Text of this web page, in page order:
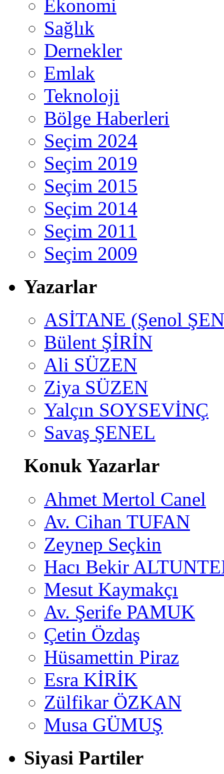
Ekonomi
Sağlık
Dernekler
Emlak
Teknoloji
Bölge Haberleri
Seçim 2024
Seçim 2019
Seçim 2015
Seçim 2014
Seçim 2011
Seçim 2009
Yazarlar
ASİTANE (Şenol
Bülent ŞİRİN
Ali SÜZEN
Ziya SÜZEN
Yalçın SOYSEVİNÇ
Savaş ŞENEL
Konuk Yazarlar
Ahmet Mertol Canel
Av. Cihan TUFAN
Zeynep Seçkin
Hacı Bekir
Mesut Kaymakçı
Av. Şerife PAMUK
Çetin Özdaş
Hüsamettin Piraz
Esra KİRİK
Zülfikar ÖZKAN
Musa GÜMUŞ
Siyasi Partiler